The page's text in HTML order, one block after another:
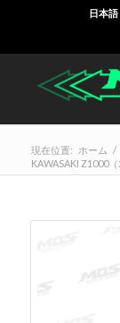
日本語
現在位置: ホーム /
KAWASAKI Z1000